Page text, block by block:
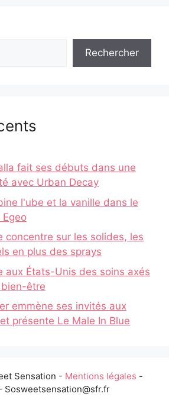
Rechercher
fait ses débuts dans une
avec Urban Decay
l'ube et la vanille dans le
concentre sur les solides, les
en plus des sprays
aux États-Unis des soins axés
être
emmène ses invités aux
présente Le Male In Blue
Sensation - Mentions légales -
Sosweetsensation@sfr.fr